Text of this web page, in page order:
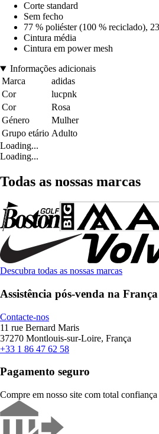
Corte standard
Sem fecho
77 % poliéster (100 % reciclado),
Cintura média
Cintura em power mesh
Informações adicionais
Marca
adidas
Cor
lucpnk
Cor
Rosa
Género
Mulher
Grupo etário Adulto
Loading...
Loading...
Todas as nossas marcas
Descubra todas as nossas marcas
Assistência pós-venda na França
Contacte-nos
11 rue Bernard Maris
37270 Montlouis-sur-Loire, França
+33 1 86 47 62 58
Pagamento seguro
Compre em nosso site com total confiança